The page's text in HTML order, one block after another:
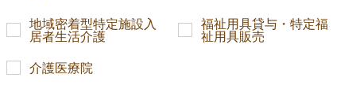
地域密着型特定施設入
居者生活介護
福祉用具貸与・特定福
祉用具販売
介護医療院